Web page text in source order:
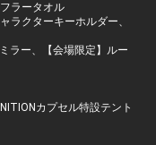
ラータオル
ラクターキーホルダー、
ラー、【会場限定】ルー
カプセル特設テント